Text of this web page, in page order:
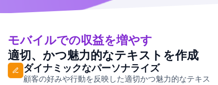
モバイルでの収益を増やす
適切、かつ魅力的なテキストを作成
ダイナミックなパーソナライズ
顧客の好みや行動を反映した適切かつ魅力的なテキス